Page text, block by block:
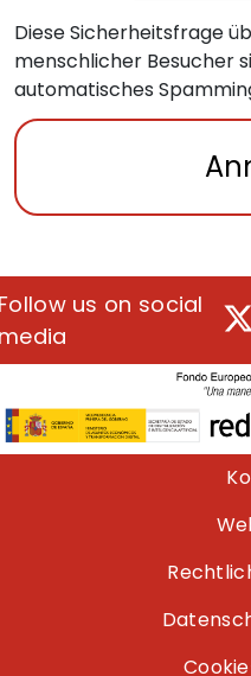
Diese Sicherheitsfrage
menschlicher Besucher
automatisches
us on social